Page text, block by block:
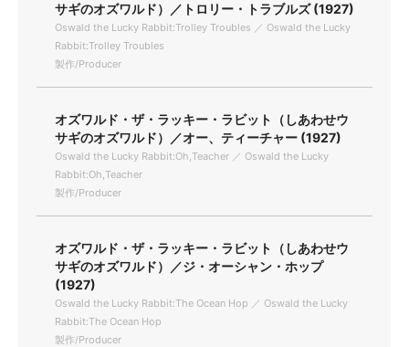
サギのオズワルド）／トロリー・トラブルズ (1927)
Oswald the Lucky Rabbit:Trolley Troubles ／ Oswald the Lucky
Rabbit:Trolley Troubles
製作/Producer
オズワルド・ザ・ラッキー・ラビット（しあわせウ
サギのオズワルド）／オー、ティーチャー (1927)
Oswald the Lucky Rabbit:Oh,Teacher ／ Oswald the Lucky
Rabbit:Oh,Teacher
製作/Producer
オズワルド・ザ・ラッキー・ラビット（しあわせウ
サギのオズワルド）／ジ・オーシャン・ホップ
(1927)
Oswald the Lucky Rabbit:The Ocean Hop ／ Oswald the Lucky
Rabbit:The Ocean Hop
製作/Producer